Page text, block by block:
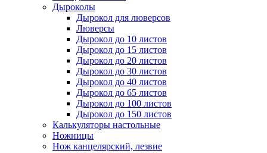
Дыроколы
Дырокол для люверсов
Люверсы
Дырокол до 10 листов
Дырокол до 15 листов
Дырокол до 20 листов
Дырокол до 30 листов
Дырокол до 40 листов
Дырокол до 65 листов
Дырокол до 100 листов
Дырокол до 150 листов
Калькуляторы настольные
Ножницы
Нож канцелярский, лезвие